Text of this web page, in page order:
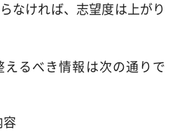
なければ、志望度は上がり
えるべき情報は次の通りで